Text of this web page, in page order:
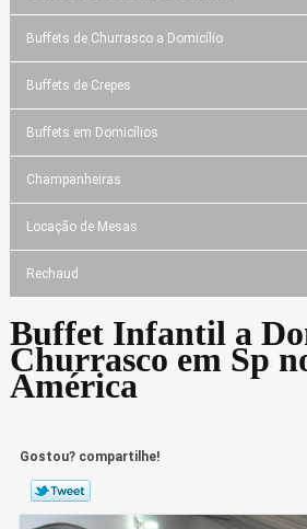
Buffets de Churrasco a Domicílio
Buffets de Crepes
Buffets em Domicílios
Champanheiras
Locação de Mesas
Rechaud
Buffet Infantil a
Churrasco em Sp
América
Gostou? compartilhe!